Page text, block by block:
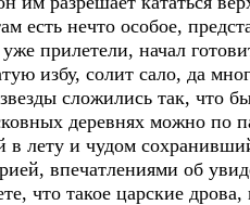
есть нечто особое,
прилетели, начал
избу, солит сало, да
сложились так, что
деревнях можно по
лету и чудом
впечатлениями об
что такое царские